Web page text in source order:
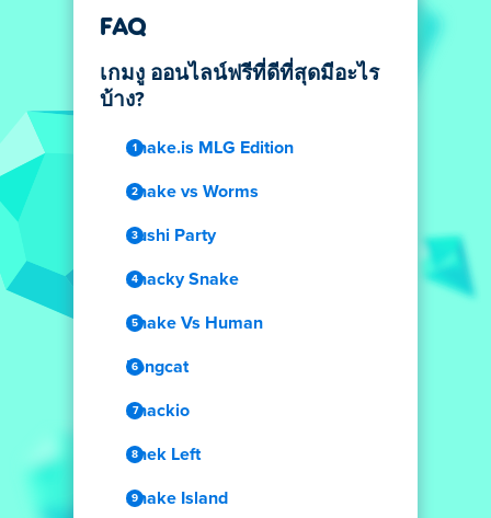
FAQ
เกมงู ออนไลน์ฟรีที่ดีที่สุดมีอะไร
บ้าง?
Snake.is MLG Edition
Snake vs Worms
Sushi Party
Snacky Snake
Snake Vs Human
Longcat
Snackio
Snek Left
Snake Island